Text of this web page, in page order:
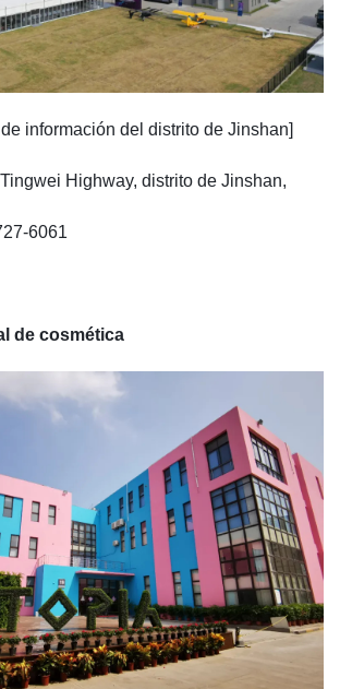
de información del distrito de Jinshan]
Highway, distrito de Jinshan,
6061
de cosmética